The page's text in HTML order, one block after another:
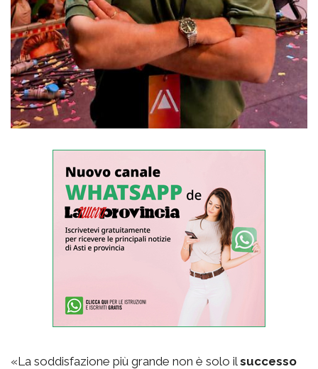
«La soddisfazione più grande non è solo il successo